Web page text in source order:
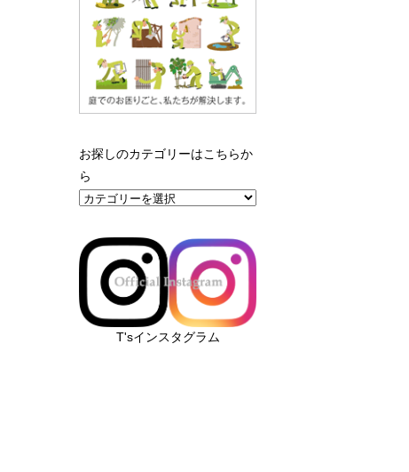
お探しのカテゴリーはこちらか
ら
T'sインスタグラム